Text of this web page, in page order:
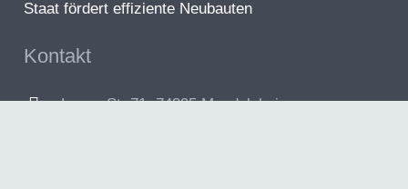
Staat fördert effiziente Neubauten
Kontakt
Lange Str.71, 74395 Mundelsheim